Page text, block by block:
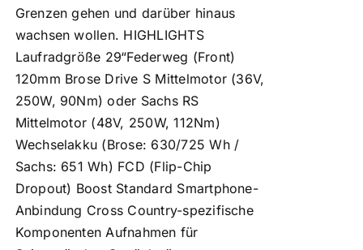
Grenzen gehen und darüber hinaus
wachsen wollen. HIGHLIGHTS
Laufradgröße 29“Federweg (Front)
120mm Brose Drive S Mittelmotor (36V,
250W, 90Nm) oder Sachs RS
Mittelmotor (48V, 250W, 112Nm)
Wechselakku (Brose: 630/725 Wh /
Sachs: 651 Wh) FCD (Flip-Chip
Dropout) Boost Standard Smartphone-
Anbindung Cross Country-spezifische
Komponenten Aufnahmen für